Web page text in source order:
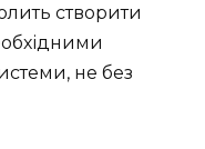
створити
не без